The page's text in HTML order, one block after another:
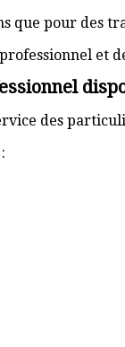
que pour des
et
des